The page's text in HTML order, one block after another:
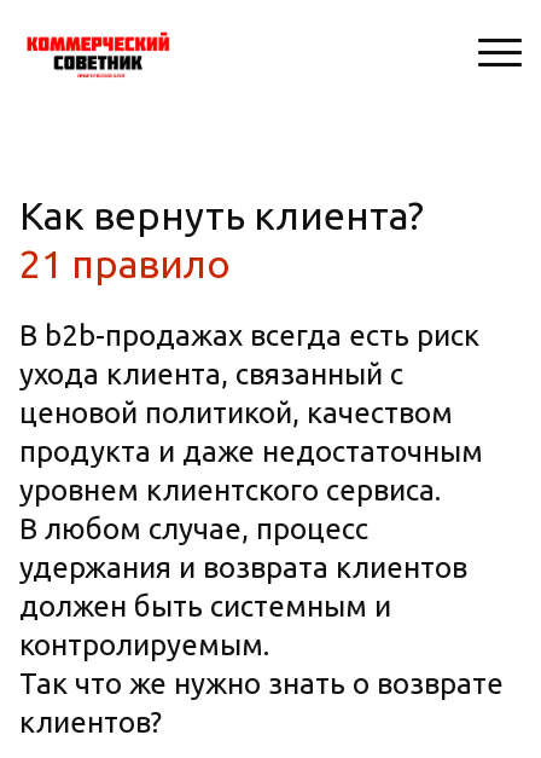
Как вернуть клиента?
21 правило
В b2b-продажах всегда есть риск
ухода клиента, связанный с
ценовой политикой, качеством
продукта и даже недостаточным
уровнем клиентского сервиса.
В любом случае, процесс
удержания и возврата клиентов
должен быть системным и
контролируемым.
Так что же нужно знать о возврате
клиентов?